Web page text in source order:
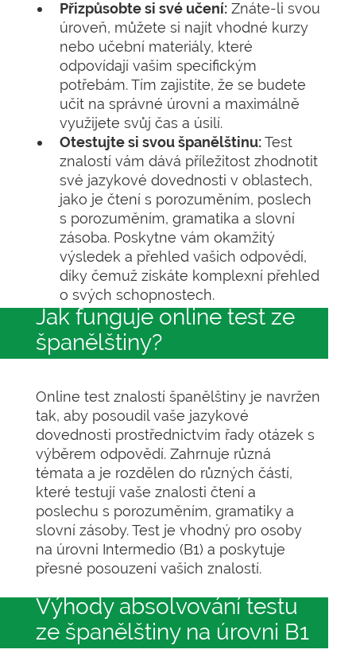
Přizpůsobte si své učení: Znáte-li svou
úroveň, můžete si najít vhodné kurzy
nebo učební materiály, které
odpovídají vašim specifickým
potřebám. Tím zajistíte, že se budete
učit na správné úrovni a maximálně
využijete svůj čas a úsilí.
Otestujte si svou španělštinu:Test
znalostí vám dává příležitost zhodnotit
své jazykové dovednosti v oblastech,
jako je čtení s porozuměním, poslech
s porozuměním, gramatika a slovní
zásoba. Poskytne vám okamžitý
výsledek a přehled vašich odpovědí,
díky čemuž získáte komplexní přehled
o svých schopnostech.
Jak funguje online test ze
španělštiny?
Online test znalostí španělštiny je navržen
tak, aby posoudil vaše jazykové
dovednosti prostřednictvím řady otázek s
výběrem odpovědí. Zahrnuje různá
témata a je rozdělen do různých částí,
které testují vaše znalosti čtení a
poslechu s porozuměním, gramatiky a
slovní zásoby. Test je vhodný pro osoby
na úrovni Intermedio (B1) a poskytuje
přesné posouzení vašich znalostí.
Výhody absolvování testu
ze španělštiny na úrovni B1